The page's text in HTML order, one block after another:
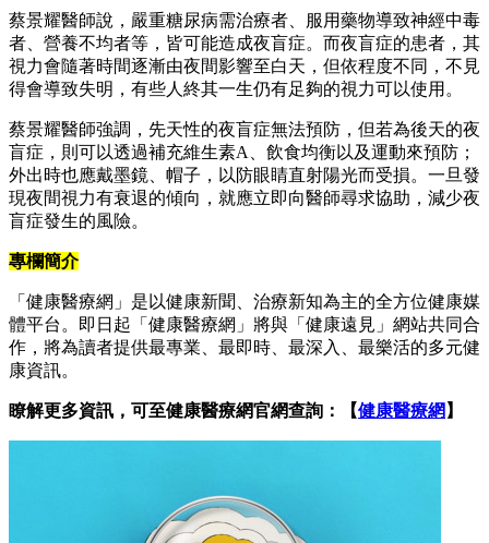
蔡景耀醫師說，嚴重糖尿病需治療者、服用藥物導致神經中毒
者、營養不均者等，皆可能造成夜盲症。而夜盲症的患者，其
視力會隨著時間逐漸由夜間影響至白天，但依程度不同，不見
得會導致失明，有些人終其一生仍有足夠的視力可以使用。
蔡景耀醫師強調，先天性的夜盲症無法預防，但若為後天的夜
盲症，則可以透過補充維生素A、飲食均衡以及運動來預防；
外出時也應戴墨鏡、帽子，以防眼睛直射陽光而受損。一旦發
現夜間視力有衰退的傾向，就應立即向醫師尋求協助，減少夜
盲症發生的風險。
專欄簡介
「健康醫療網」是以健康新聞、治療新知為主的全方位健康媒
體平台。即日起「健康醫療網」將與「健康遠見」網站共同合
作，將為讀者提供最專業、最即時、最深入、最樂活的多元健
康資訊。
瞭解更多資訊，可至健康醫療網官網查詢：【健康醫療網 】